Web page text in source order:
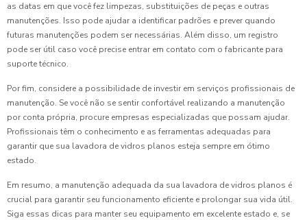
as datas em que você fez limpezas, substituições de peças e outras
manutenções. Isso pode ajudar a identificar padrões e prever quando
futuras manutenções podem ser necessárias. Além disso, um registro
pode ser útil caso você precise entrar em contato com o fabricante para
suporte técnico.
Por fim, considere a possibilidade de investir em serviços profissionais de
manutenção. Se você não se sentir confortável realizando a manutenção
por conta própria, procure empresas especializadas que possam ajudar.
Profissionais têm o conhecimento e as ferramentas adequadas para
garantir que sua lavadora de vidros planos esteja sempre em ótimo
estado.
Em resumo, a manutenção adequada da sua lavadora de vidros planos é
crucial para garantir seu funcionamento eficiente e prolongar sua vida útil.
Siga essas dicas para manter seu equipamento em excelente estado e, se